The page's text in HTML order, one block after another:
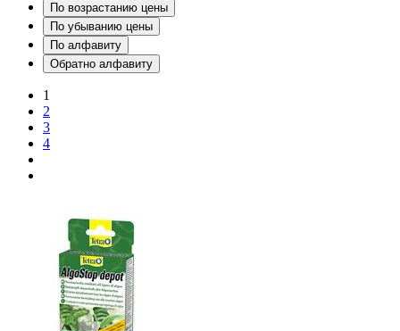
По возрастанию цены
По убыванию цены
По алфавиту
Обратно алфавиту
1
2
3
4